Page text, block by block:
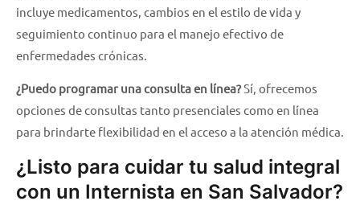
incluye medicamentos, cambios en el estilo de vida y
seguimiento continuo para el manejo efectivo de
enfermedades crónicas.
¿Puedo programar una consulta en línea?Sí, ofrecemos
opciones de consultas tanto presenciales como en línea
para brindarte flexibilidad en el acceso a la atención médica.
¿Listo para cuidar tu salud integral
con un Internista en San Salvador?